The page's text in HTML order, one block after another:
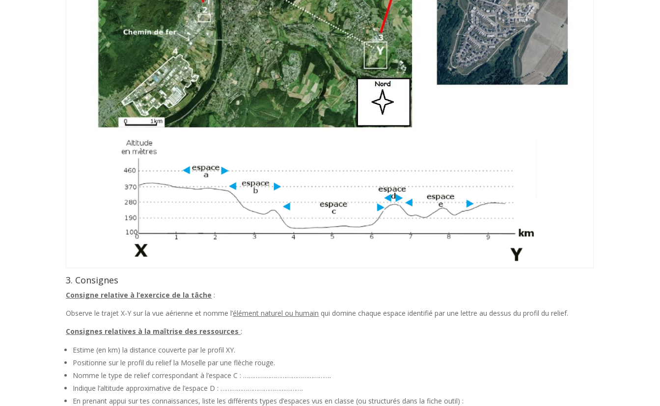
3. Consignes
Consigne relative à l’exercice de la tâche :
Observe le trajet X-Y sur la vue aérienne et nomme l’élément naturel ou humain qui domine chaque espace identifié par une lettre au dessus du profil du relief.
Consignes relatives à la maîtrise des ressources :
Estime (en km) la distance couverte par le profil XY.
Positionne sur le profil du relief la Moselle par une flèche rouge.
Nomme le type de relief correspondant à l’espace C : ………………………………………….
Indique l’altitude approximative de l’espace D : ……………………………………….
En prenant appui sur tes connaissances, liste les différents types d’espaces vus en classe (ou structurés dans la fiche outil) :